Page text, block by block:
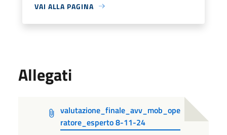
VAI ALLA PAGINA
Allegati
valutazione_finale_avv_mob_ope
ratore_esperto 8-11-24